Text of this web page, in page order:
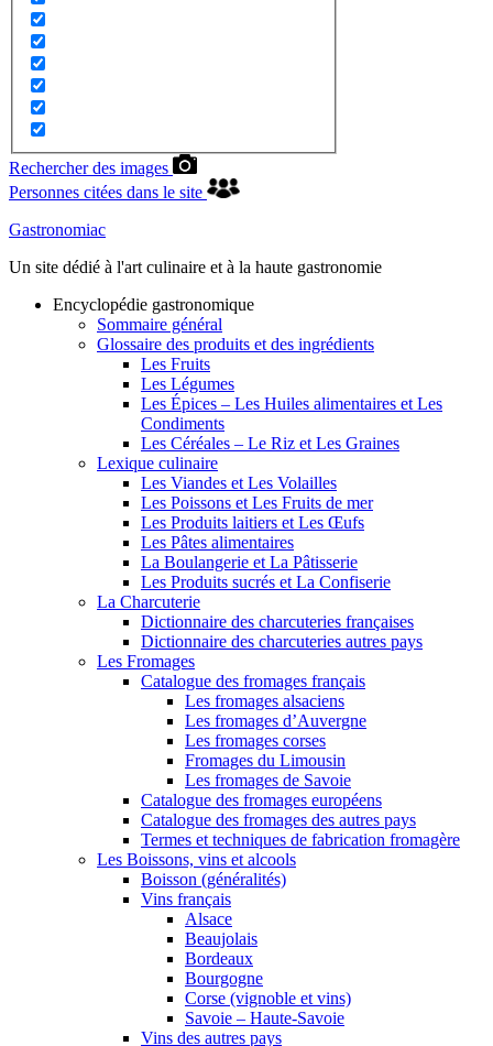
Rechercher des images
Personnes citées dans le site
Gastronomiac
Un site dédié à l'art culinaire et à la haute gastronomie
Encyclopédie gastronomique
Sommaire général
Glossaire des produits et des ingrédients
Les Fruits
Les Légumes
Les Épices – Les Huiles alimentaires et Les
Condiments
Les Céréales – Le Riz et Les Graines
Lexique culinaire
Les Viandes et Les Volailles
Les Poissons et Les Fruits de mer
Les Produits laitiers et Les Œufs
Les Pâtes alimentaires
La Boulangerie et La Pâtisserie
Les Produits sucrés et La Confiserie
La Charcuterie
Dictionnaire des charcuteries françaises
Dictionnaire des charcuteries autres pays
Les Fromages
Catalogue des fromages français
Les fromages alsaciens
Les fromages d’Auvergne
Les fromages corses
Fromages du Limousin
Les fromages de Savoie
Catalogue des fromages européens
Catalogue des fromages des autres pays
Termes et techniques de fabrication fromagère
Les Boissons, vins et alcools
Boisson (généralités)
Vins français
Alsace
Beaujolais
Bordeaux
Bourgogne
Corse (vignoble et vins)
Savoie – Haute-Savoie
Vins des autres pays